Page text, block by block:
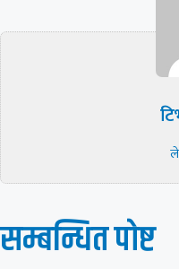
सम्बन्धित पाेष्ट